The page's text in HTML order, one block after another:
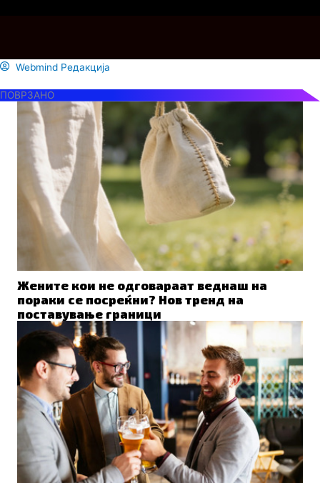
Webmind Редакција
ПОВРЗАНО
Жените кои не одговараат веднаш на
пораки се посреќни? Нов тренд на
поставување граници